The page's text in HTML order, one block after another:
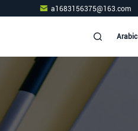
a1683156375@163.com
Arabic